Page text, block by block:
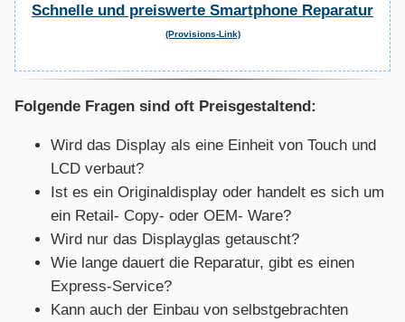
Schnelle und preiswerte Smartphone Reparatur
(Provisions-Link)
Folgende Fragen sind oft Preisgestaltend:
Wird das Display als eine Einheit von Touch und
LCD verbaut?
Ist es ein Originaldisplay oder handelt es sich um
ein Retail- Copy- oder OEM- Ware?
Wird nur das Displayglas getauscht?
Wie lange dauert die Reparatur, gibt es einen
Express-Service?
Kann auch der Einbau von selbstgebrachten